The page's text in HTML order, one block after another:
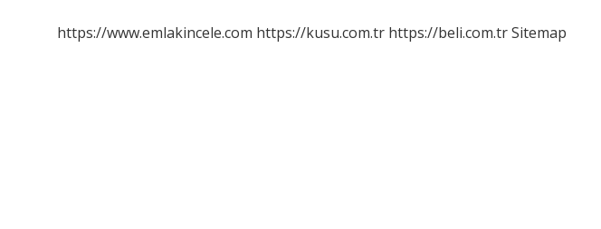
https://www.emlakincele.com https://kusu.com.tr https://beli.com.trSitemap